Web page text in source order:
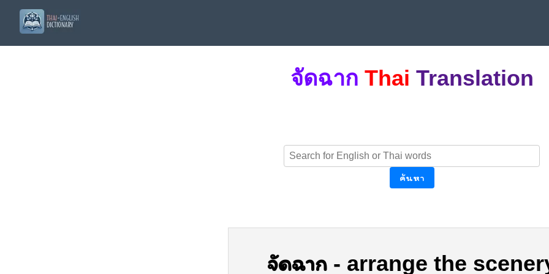
จัดฉาก Thai Translation
ค้นหา
จัดฉาก - arrange the